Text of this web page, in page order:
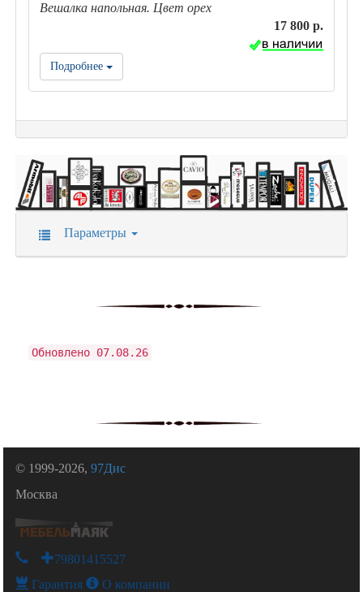
Вешалка напольная. Цвет орех
17 800 р.
Подробнее
Параметры
Обновлено 07.08.26
© 1999-2026,97Дис
Москва
+79801415527
Гарантия О компании